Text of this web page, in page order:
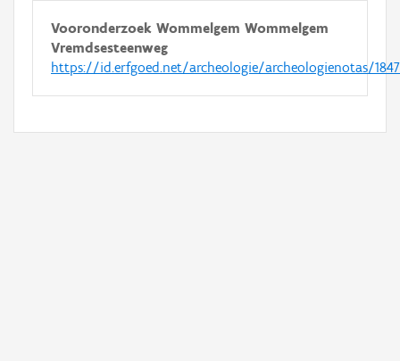
Vooronderzoek Wommelgem Wommelgem
Vremdsesteenweg
https://id.erfgoed.net/archeologie/archeologienotas/